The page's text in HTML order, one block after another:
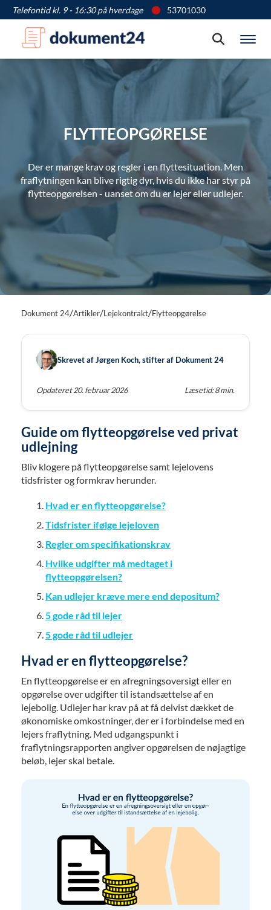
Telefontid kl. 9 - 16:30 på hverdage 53701030
Vis
Søg
FLYTTEOPGØRELSE
Der er mange krav og regler i en flyttesituation. Men
fraflytningen kan blive rigtig dyr, hvis du ikke har styr på
flytteopgørelsen - uanset om du er lejer eller udlejer.
Dokument 24/Artikler/Lejekontrakt/Flytteopgørelse
Skrevet af Jørgen Koch, stifter af Dokument 24
Opdateret 20. februar 2026 Læsetid: 8 min.
Guide om flytteopgørelse ved privat
udlejning
Bliv klogere på flytteopgørelse samt lejelovens
tidsfrister og formkrav herunder.
Hvad er en flytteopgørelse?
Tidsfrister ifølge lejeloven
Regler om specifikationskrav
Hvilke udgifter må medtaget i
flytteopgørelsen?
Kan udlejer kræve mere end depositum?
5 gode råd til lejer
5 gode råd til udlejer
Hvad er en flytteopgørelse?
En flytteopgørelse er en afregningsoversigt eller en
opgørelse over udgifter til istandsættelse af en
lejebolig. Udlejer har krav på at få delvist dækket de
økonomiske omkostninger, der er i forbindelse med en
lejers fraflytning. Med udgangspunkt i
fraflytningsrapporten angiver opgørelsen de nøjagtige
beløb, lejer skal betale.